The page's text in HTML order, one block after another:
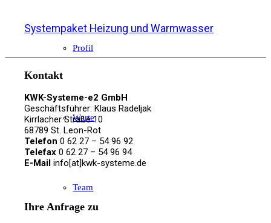
Profil
Werte
Team
Systempaket Heizung und Warmwasser
Kontakt
KWK-Systeme-e2 GmbH
Geschäftsführer: Klaus Radeljak
Kirrlacher Straße 10
68789 St. Leon-Rot
Telefon 0 62 27 – 54 96 92
Telefax 0 62 27 – 54 96 94
E-Mail info[at]kwk-systeme.de
Ihre Anfrage zu